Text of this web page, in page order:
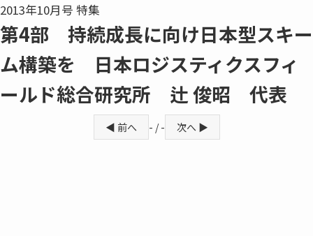
2013年10月号 特集
第4部 持続成長に向け日本型スキー
ム構築を 日本ロジスティクスフィ
ールド総合研究所 辻 俊昭 代表
◀ 前へ - / - 次へ ▶